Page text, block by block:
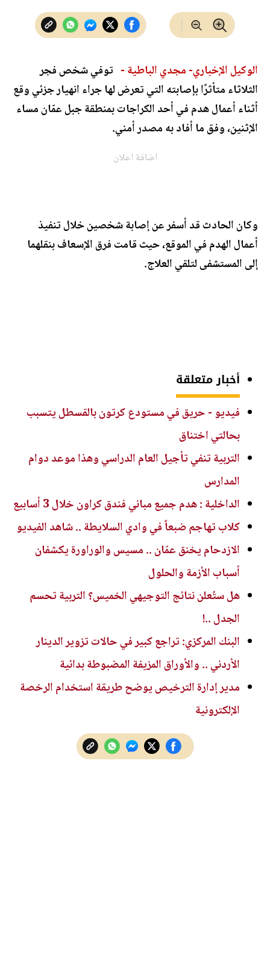
الوكيل الإخباري- مجدي الباطية - توفي شخص فجر
الثلاثاء متأثرًا بإصابته التي تعرض لها جراء انهيار جزئي وقع
أثناء أعمال هدم في أحد الكراجات بمنطقة جبل عمّان مساء
الإثنين، وفق ما أفاد به مصدر أمني.
اضافة اعلان
وكان الحادث قد أسفر عن إصابة شخصين خلال تنفيذ
أعمال الهدم في الموقع، حيث قامت فرق الإسعاف بنقلهما
إلى المستشفى لتلقي العلاج.
أخبار متعلقة
فيديو - حريق في مستودع كرتون بالقسطل يتسبب
بحالتي اختناق
التربية تنفي تأجيل العام الدراسي وهذا موعد دوام
المدارس
الداخلية : هدم جميع مباني فندق كراون خلال 3 أسابيع
كلاب تهاجم ضبعاً في وادي السلايطة .. شاهد الفيديو
الازدحام يخنق عمّان .. مسيس والوراورة يكشفان
أسباب الأزمة والحلول
هل ستُعلن نتائج التوجيهي الخميس؟ التربية تحسم
الجدل ..!
البنك المركزي: تراجع كبير في حالات تزوير الدينار
الأردني .. والأوراق المزيفة المضبوطة بدائية
مدير إدارة الترخيص يوضح طريقة استخدام الرخصة
الإلكترونية